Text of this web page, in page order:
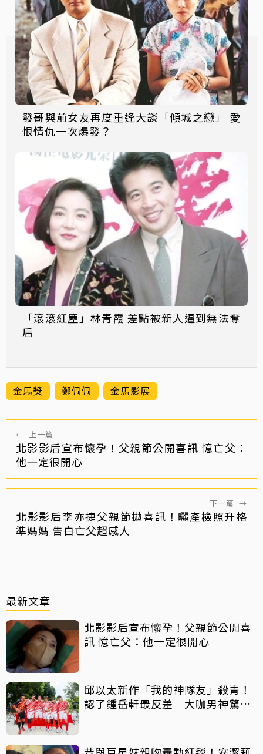
發哥與前女友再度重逢大談「傾城之戀」 愛
恨情仇一次爆發？
「滾滾紅塵」林青霞 差點被新人逼到無法奪
后
金馬獎 鄭佩佩 金馬影展
← 上一篇
北影影后宣布懷孕！父親節公開喜訊 憶亡父：
他一定很開心
下一篇 →
北影影后李亦捷父親節拋喜訊！曬產檢照升格
準媽媽 告白亡父超感人
最新文章
北影影后宣布懷孕！父親節公開喜
訊 憶亡父：他一定很開心
邱以太新作「我的神隊友」殺青！
認了鍾岳軒最反差 大咖男神驚喜